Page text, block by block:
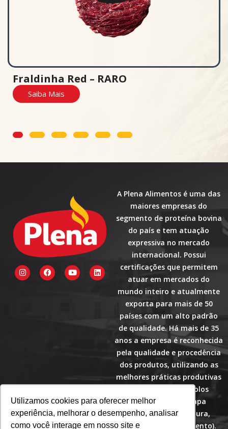
Utilizamos cookies para oferecer melhor
experiência, melhorar o desempenho, analisar
como você interage em nosso site e
Red – RARO
2 3 4 5 6
I
n
s
F
a
c
Y
o
u
L
i
n
A Plena Alimentos é uma das
maiores empresas do
segmento de proteína bovina
do país e tem atuação
expressiva no mercado
internacional. Possui
certificações que permitem
atuar em mercados do
mundo inteiro e atualmente
exporta para mais de 50
países com um alto padrão
de qualidade. Há mais de 35
anos a empresa é reconhecida
pela qualidade e procedência
dos produtos, utilizando as
melhores práticas produtivas
e seguindo protocolos
pautados pelo Mapa
(Ministério Agricultura,
Pecuária e Abastecimento).